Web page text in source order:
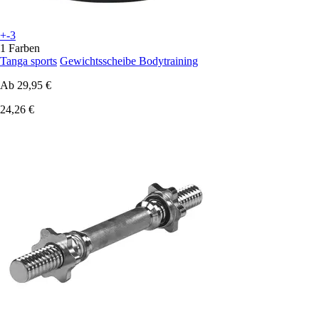
+-3
1 Farben
Tanga sports Gewichtsscheibe Bodytraining
Ab 29,95 €
24,26 €